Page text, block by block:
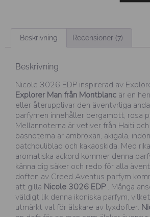
Beskrivning Recensioner (7)
Beskrivning
Nicole 3026 EDP inspirerad av
Explorer Man från Montblanc är en
eller återupplivar den äventyrliga
parfymen innehåller bergamott, rosa
Mellannoterna är vetiver från Haiti
basnoterna är ambroxan, akigala,
patchouliblad och kakaoskida. Med
aromatiska ackord kommer denna
känna dig säker och redo för alla
doften av Creed Aventus parfym
att gilla Nicole 3026 EDP. Många
väldigt lik denna ikoniska parfym,
utmärkt val för älskare av lyxdofter.